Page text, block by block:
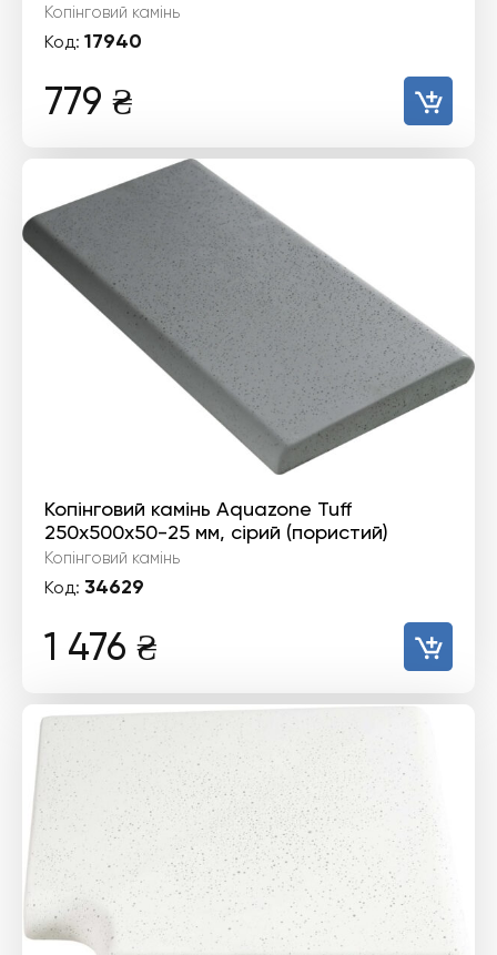
Копінговий камінь
Код: 17940
779 ₴
Копінговий камінь Aquazone Tuff
250x500x50-25 мм, сірий (пористий)
Копінговий камінь
Код: 34629
1 476 ₴